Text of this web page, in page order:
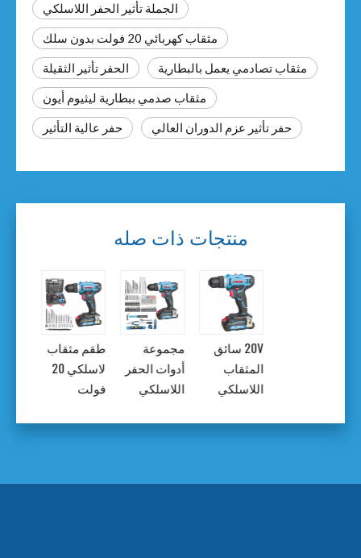
الجملة تأثير الحفر اللاسلكي
مثقاب كهربائي 20 فولت بدون سلك
الحفر تأثير الثقيلة مثقاب تصادمي يعمل بالبطارية
مثقاب صدمي ببطارية ليثيوم أيون
حفر عالية التأثير حفر تأثير عزم الدوران العالي
منتجات ذات صله
طقم مثقاب
لاسلكي 20
فولت
مجموعة
أدوات الحفر
اللاسلكي
20V سائق
المثقاب
اللاسلكي